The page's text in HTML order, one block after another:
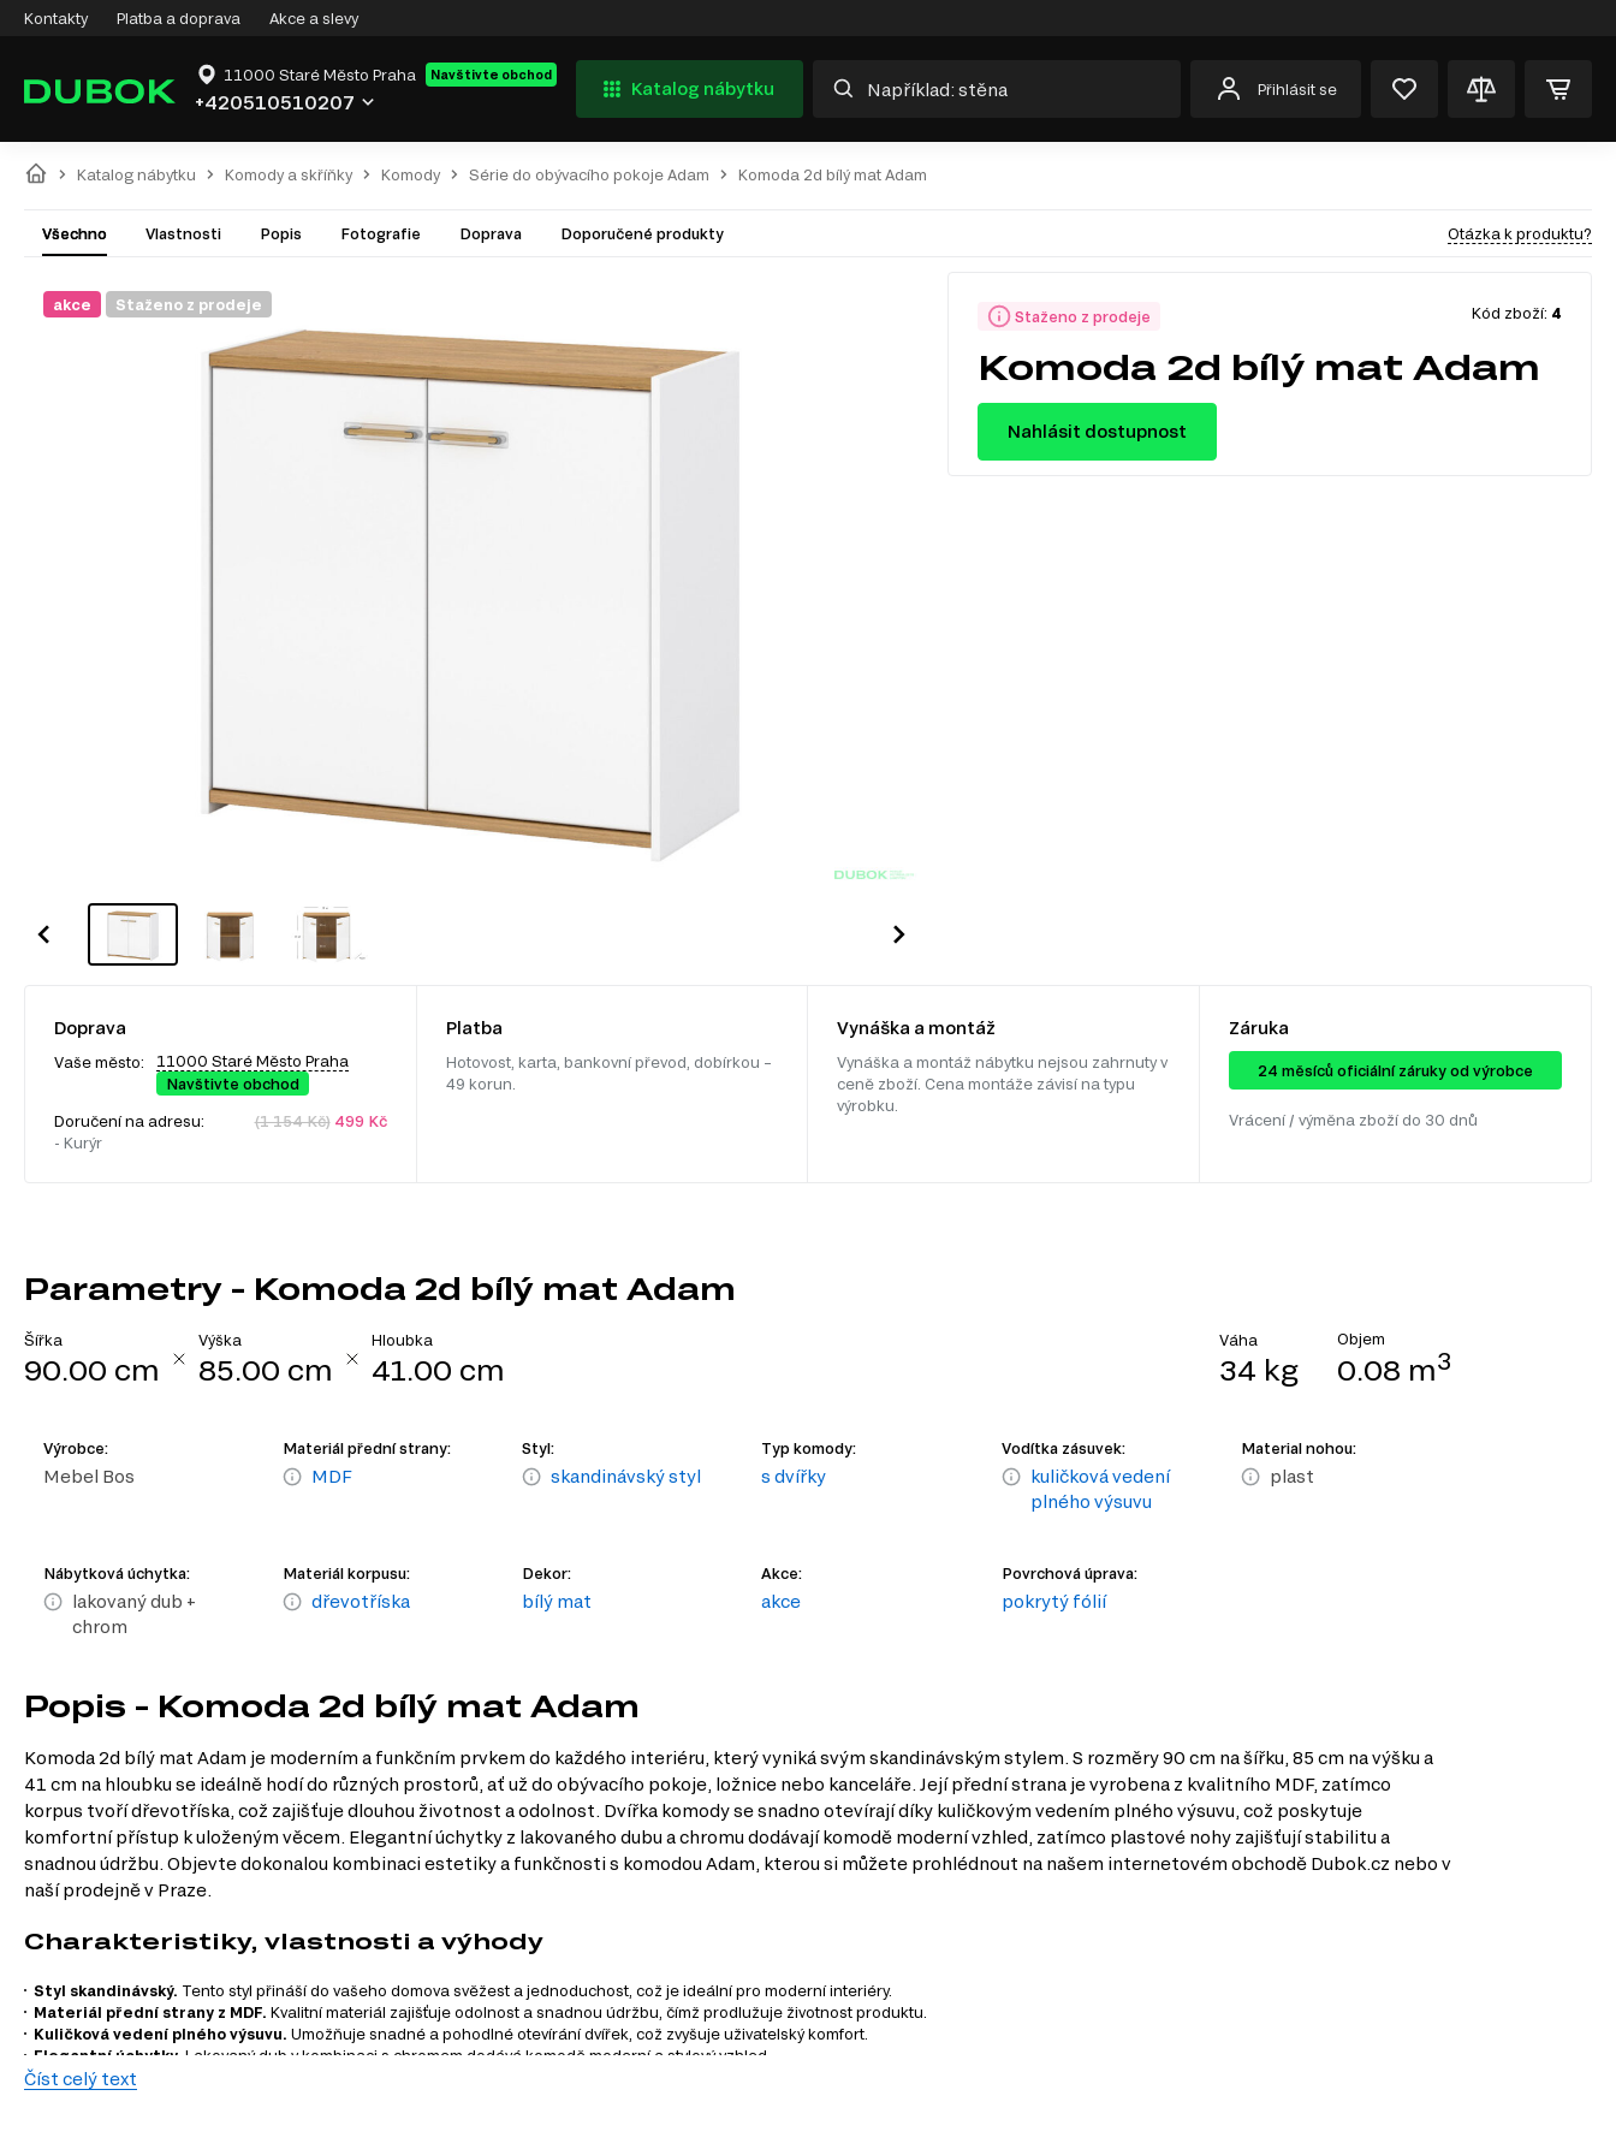
Kontakty Platba a doprava Akce a slevy
11000 Staré Město Praha Navštivte obchod
+420510510207
Katalog nábytku Přihlásit se
Katalog nábytku Komody a skříňky Komody Série do obývacího pokoje Adam Komoda 2d bílý mat Adam
Všechno Vlastnosti Popis Fotografie Doprava Doporučené produkty Otázka k produktu?
akce Staženo z prodeje
Staženo z prodeje Kód zboží: 4
Komoda 2d bílý mat Adam
Nahlásit dostupnost
Doprava
Vaše město:
11000 Staré Město Praha
Navštivte obchod
Doručení na adresu:
- Kurýr
(1 154 Kč)499 Kč
Platba
Hotovost, karta, bankovní převod, dobírkou –
49 korun.
Vynáška a montáž
Vynáška a montáž nábytku nejsou zahrnuty v
ceně zboží. Cena montáže závisí na typu
výrobku.
Záruka
24 ​​​​měsíců oficiální záruky od výrobce
Vrácení / výměna zboží do 30 dnů
Parametry - Komoda 2d bílý mat Adam
Šířka
90.00 cm
Výška
85.00 cm
Hloubka
41.00 cm
Váha
34 kg
Objem
0.08 m3
Výrobce:
Mebel Bos
Materiál přední strany:
MDF
Styl:
skandinávský styl
Typ komody:
s dvířky
Vodítka zásuvek:
kuličková vedení
plného výsuvu
Material nohou:
plast
Nábytková úchytka:
lakovaný dub +
chrom
Materiál korpusu:
dřevotříska
Dekor:
bílý mat
Akce:
akce
Povrchová úprava:
pokrytý fólií
Popis - Komoda 2d bílý mat Adam
Komoda 2d bílý mat Adam je moderním a funkčním prvkem do každého interiéru, který vyniká svým skandinávským stylem. S rozměry 90 cm na šířku, 85 cm na výšku a
41 cm na hloubku se ideálně hodí do různých prostorů, ať už do obývacího pokoje, ložnice nebo kanceláře. Její přední strana je vyrobena z kvalitního MDF, zatímco
korpus tvoří dřevotříska, což zajišťuje dlouhou životnost a odolnost. Dvířka komody se snadno otevírají díky kuličkovým vedením plného výsuvu, což poskytuje
komfortní přístup k uloženým věcem. Elegantní úchytky z lakovaného dubu a chromu dodávají komodě moderní vzhled, zatímco plastové nohy zajišťují stabilitu a
snadnou údržbu. Objevte dokonalou kombinaci estetiky a funkčnosti s komodou Adam, kterou si můžete prohlédnout na našem internetovém obchodě Dubok.cz nebo v
naší prodejně v Praze.
Charakteristiky, vlastnosti a výhody
Styl skandinávský. Tento styl přináší do vašeho domova svěžest a jednoduchost, což je ideální pro moderní interiéry.
Materiál přední strany z MDF. Kvalitní materiál zajišťuje odolnost a snadnou údržbu, čímž prodlužuje životnost produktu.
Kuličková vedení plného výsuvu. Umožňuje snadné a pohodlné otevírání dvířek, což zvyšuje uživatelský komfort.
Elegantní úchytky. Lakovaný dub v kombinaci s chromem dodává komodě moderní a stylový vzhled.
Stabilní plastové nohy.
Číst celý text